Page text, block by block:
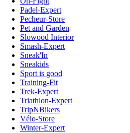
Padel-Expert
Pecheur-Store
Pet and Garden
Slowood Interior
Smash-Expert
Sneak'In
Sneakids
Sport is good
Training-Fit
Trek-Expert
Triathlon-Expert
TripNBikers
Vélo-Store
Winter-Expert